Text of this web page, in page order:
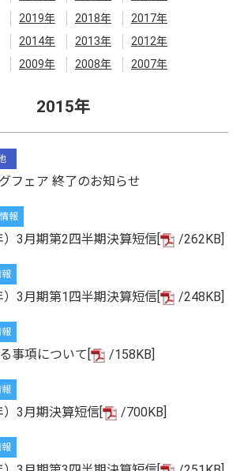
2019年 2018年
2017年
2014年 2013年
2012年
2009年 2008年 2007年
2015年
フェア 終了のお知らせ
報
3月期第2四半期決算短信[ /262KB]
報
3月期第1四半期決算短信[ /248KB]
報
事項について[ /158KB]
報
3月期決算短信[ /700KB]
報